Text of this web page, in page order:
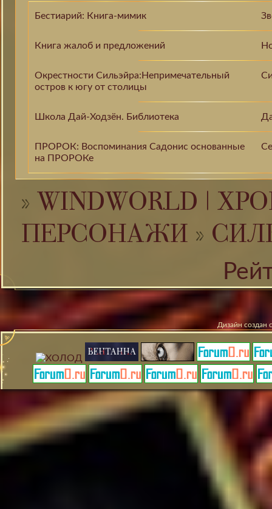
Бестиарий: Книга-мимик
Книга жалоб и предложений
Окрестности Сильэйра:Непримечательный
остров к югу от столицы
Школа Дай-Ходзён. Библиотека
ПРОРОК: Воспоминания Садонис основанные
на ПРОРОКе
» WINDWORLD |
ПЕРСОНАЖИ »
Дизайн создан